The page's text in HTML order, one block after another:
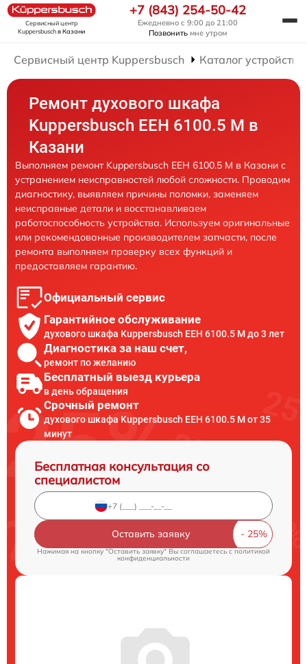
Сервисный центр
Kuppersbuschв Казани
+7 (843) 254-50-42
Ежедневно с 9:00 до 21:00
Позвонить мне утром
Сервисный центр Kuppersbusch Каталог устройств
Ремонт духового шкафа
Kuppersbusch EEH 6100.5 M в
Казани
Выполняем ремонт Kuppersbusch EEH 6100.5 M в Казани с
устранением неисправностей любой сложности. Проводим
диагностику, выявляем причины поломки, заменяем
неисправные детали и восстанавливаем
работоспособность устройства. Используем оригинальные
или рекомендованные производителем запчасти, после
ремонта выполняем проверку всех функций и
предоставляем гарантию.
Официальный сервис
Гарантийное обслуживание
духового шкафа Kuppersbusch EEH 6100.5 M до 3 лет
Диагностика за наш счет,
ремонт по желанию
Бесплатный выезд курьера
в день обращения
Срочный ремонт
духового шкафа Kuppersbusch EEH 6100.5 M от 35
минут
Бесплатная консультация со
специалистом
Оставить заявку
Нажимая на кнопку "Оставить заявку" Вы соглашаетесь cполитикой
конфиденциальности